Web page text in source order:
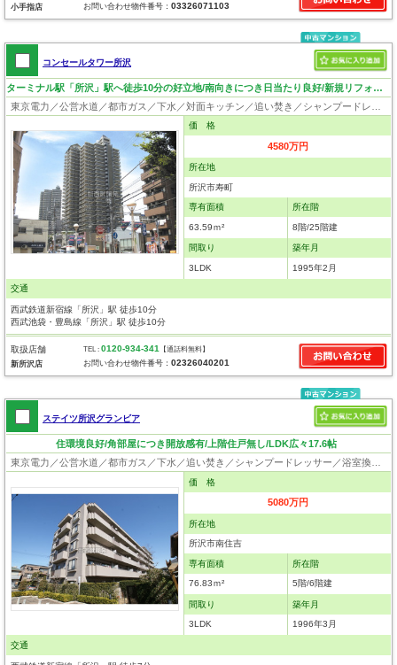
小手指店 お問い合わせ物件番号：03326071103
コンセールタワー所沢
ターミナル駅「所沢」駅へ徒歩10分の好立地/南向きにつき日当たり良好/新規リフォーム物件
価 格
4580万円
所在地
所沢市寿町
専有面積
63.59ｍ²
所在階
8階/25階建
間取り
3LDK
築年月
1995年2月
交通
西武鉄道新宿線「所沢」駅 徒歩10分
西武池袋・豊島線「所沢」駅 徒歩10分
取扱店舗
新所沢店
TEL :0120-934-341 【通話料無料】
お問い合わせ物件番号：02326040201
ステイツ所沢グランビア
住環境良好/角部屋につき開放感有/上階住戸無し/LDK広々17.6帖
価 格
5080万円
所在地
所沢市南住吉
専有面積
76.83ｍ²
所在階
5階/6階建
間取り
3LDK
築年月
1996年3月
交通